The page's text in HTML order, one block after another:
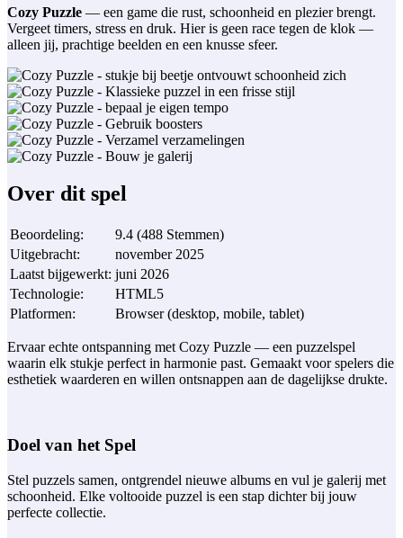
Cozy Puzzle — een game die rust, schoonheid en plezier brengt.
Vergeet timers, stress en druk. Hier is geen race tegen de klok —
alleen jij, prachtige beelden en een knusse sfeer.
Over dit spel
Beoordeling: 9.4 (488 Stemmen)
Uitgebracht:
november 2025
Laatst bijgewerkt: juni 2026
Technologie:
HTML5
Platformen: Browser (desktop, mobile, tablet)
Ervaar echte ontspanning met Cozy Puzzle — een puzzelspel
waarin elk stukje perfect in harmonie past. Gemaakt voor spelers die
esthetiek waarderen en willen ontsnappen aan de dagelijkse drukte.
Doel van het Spel
Stel puzzels samen, ontgrendel nieuwe albums en vul je galerij met
schoonheid. Elke voltooide puzzel is een stap dichter bij jouw
perfecte collectie.